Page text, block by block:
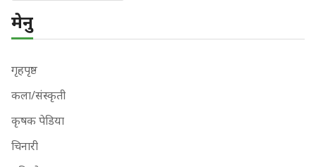
मेनु
गृहपृष्ठ
कला/संस्कृती
कृषक पेडिया
चिनारी